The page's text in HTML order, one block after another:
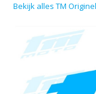
Bekijk alles TM